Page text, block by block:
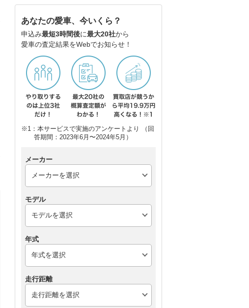
ン
あなたの愛車、今いくら？
申込み最短3時間後に最大20社から
愛車の査定結果をWebでお知らせ！
※1：本サービスで実施のアンケートより （回
答期間：2023年6月〜2024年5月）
メーカー
モデル
年式
走行距離